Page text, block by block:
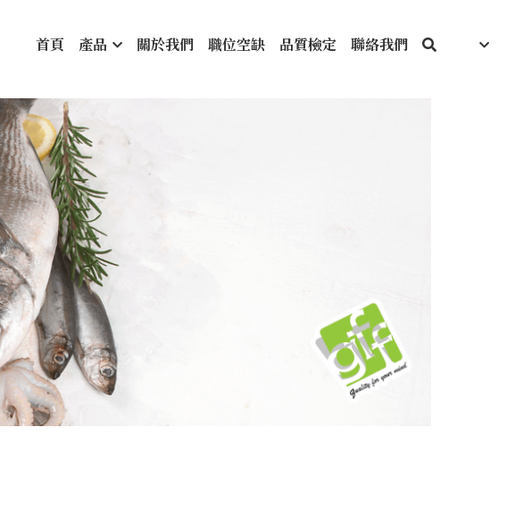
首頁 產品 關於我們 職位空缺 品質檢定 聯絡我們